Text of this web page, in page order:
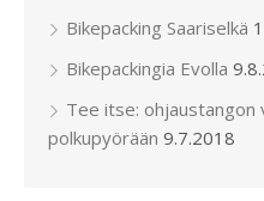
Bikepacking Saariselkä
Bikepackingia Evolla
Tee itse: ohjaustangon
polkupyörään 9.7.2018